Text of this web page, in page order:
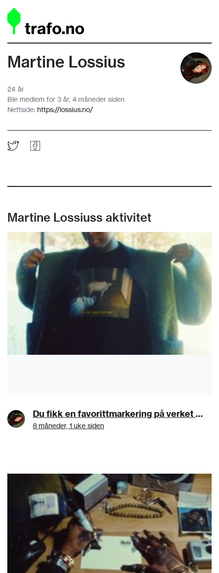
Martine Lossius
24 år
Ble medlem for 3 år, 4 måneder siden
Nettside: https://lossius.no/
Martine Lossiuss aktivitet
Du fikk en favorittmarkering på verket esunde07a8f11:YASIN MSKN
8 måneder, 1 uke siden